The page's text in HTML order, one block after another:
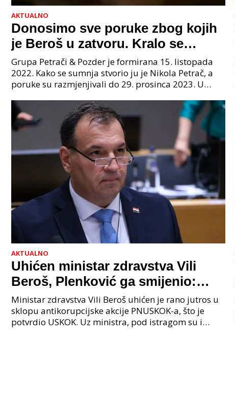
AKTUALNO
Donosimo sve poruke zbog kojih
je Beroš u zatvoru. Kralo se
godinama. Tko će iz vlade biti
sljedeći uhićen?
Grupa Petrači & Pozder je formirana 15. listopada
2022. Kako se sumnja stvorio ju je Nikola Petrač, a
poruke su razmjenjivali do 29. prosinca 2023. U
AKTUALNO
Uhićen ministar zdravstva Vili
Beroš, Plenković ga smijenio:
Istraga USKOK-a zbog korupcije
Ministar zdravstva Vili Beroš uhićen je rano jutros u
sklopu antikorupcijske akcije PNUSKOK-a, što je
potvrdio USKOK. Uz ministra, pod istragom su i